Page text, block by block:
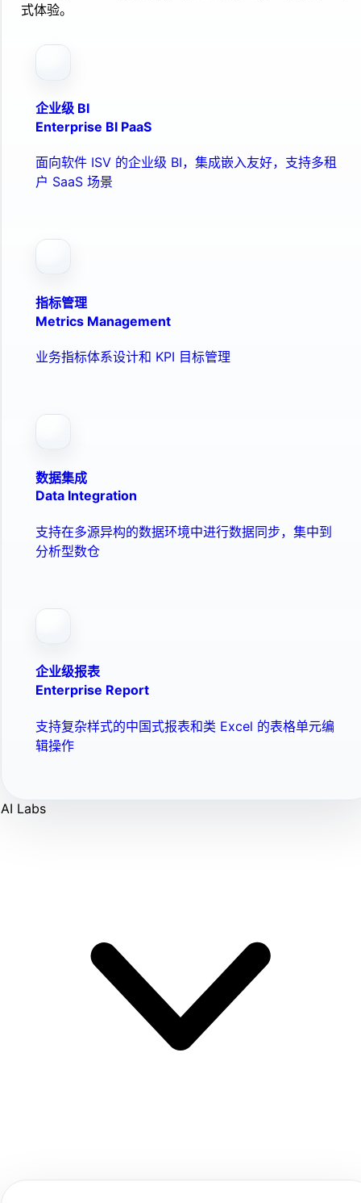
式体验。
企业级 BI
Enterprise BI PaaS
面向软件 ISV 的企业级 BI，集成嵌入友好，支持多租
户 SaaS 场景
指标管理
Metrics Management
业务指标体系设计和 KPI 目标管理
数据集成
Data Integration
支持在多源异构的数据环境中进行数据同步，集中到
分析型数仓
企业级报表
Enterprise Report
支持复杂样式的中国式报表和类 Excel 的表格单元编
辑操作
AI Labs